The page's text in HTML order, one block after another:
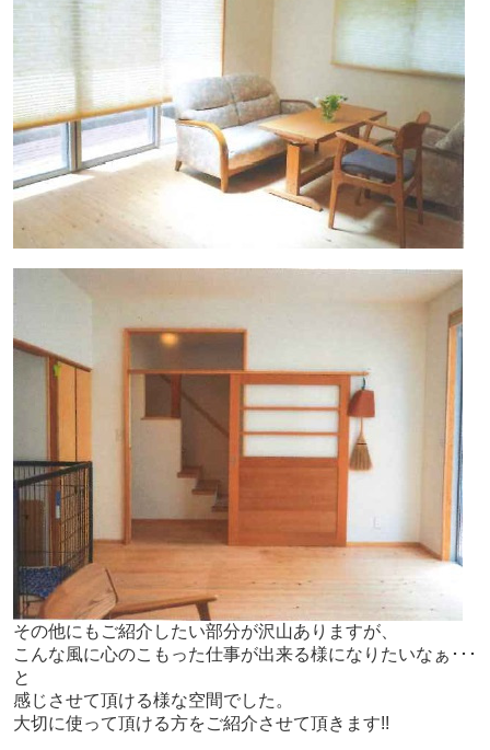
その他にもご紹介したい部分が沢山ありますが、
こんな風に心のこもった仕事が出来る様になりたいなぁ･･･
と
感じさせて頂ける様な空間でした。
大切に使って頂ける方をご紹介させて頂きます!!